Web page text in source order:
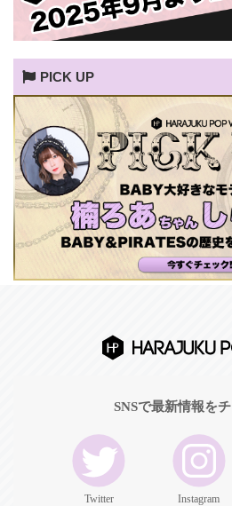
PICK UP
SNSで最新情報を
Twitter Instagram